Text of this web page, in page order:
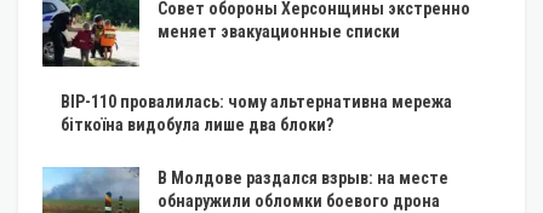
Совет обороны Херсонщины экстренно
меняет эвакуационные списки
BIP-110 провалилась: чому альтернативна мережа
біткоїна видобула лише два блоки?
В Молдове раздался взрыв: на месте
обнаружили обломки боевого дрона